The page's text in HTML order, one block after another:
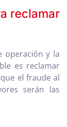
reclamar
operación y la
es reclamar
el fraude al
serán las